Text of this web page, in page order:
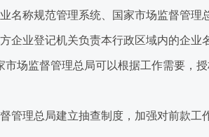
名称规范管理系统、国家市场监督管理
业登记机关负责本行政区域内的企业
监督管理总局可以根据工作需要，授
理总局建立抽查制度，加强对前款工作